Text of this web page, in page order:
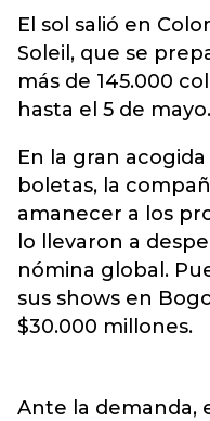
El sol salió en
Soleil, que se
más de 145.000
hasta el 5 de mayo.
En la gran
boletas, la
amanecer a los
lo llevaron a
nómina global.
sus shows en
$30.000 millones.
Ante la demanda,